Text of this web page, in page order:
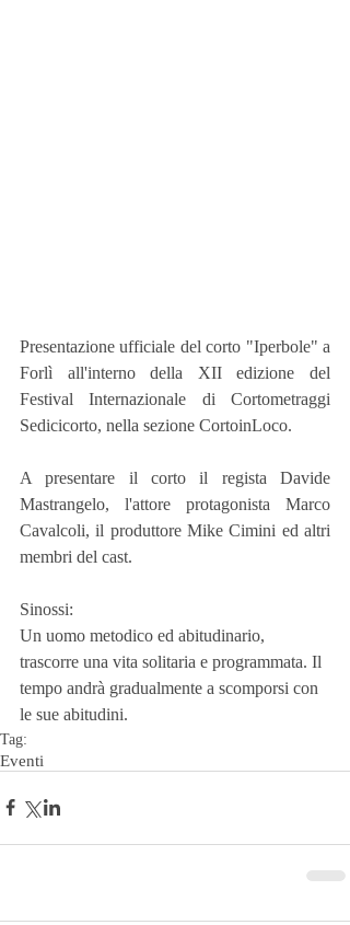
Presentazione ufficiale del corto "Iperbole" a
Forlì all'interno della XII edizione del
Festival Internazionale di Cortometraggi
Sedicicorto, nella sezione CortoinLoco.
A presentare il corto il regista Davide
Mastrangelo, l'attore protagonista Marco
Cavalcoli, il produttore Mike Cimini ed altri
membri del cast.
Sinossi:
Un uomo metodico ed abitudinario,
trascorre una vita solitaria e programmata. Il
tempo andrà gradualmente a scomporsi con
le sue abitudini.
Tag:
Eventi